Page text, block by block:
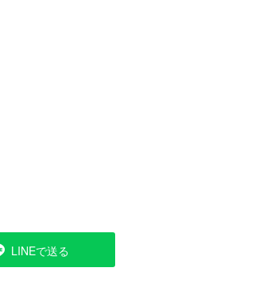
LINEで送る